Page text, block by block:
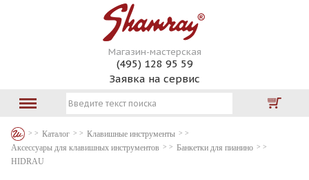
Магазин-мастерская
(495) 128 95 59
Заявка на сервис
Каталог
Клавишные инструменты
Аксессуары для клавишных инструментов
Банкетки для пианино
HIDRAU